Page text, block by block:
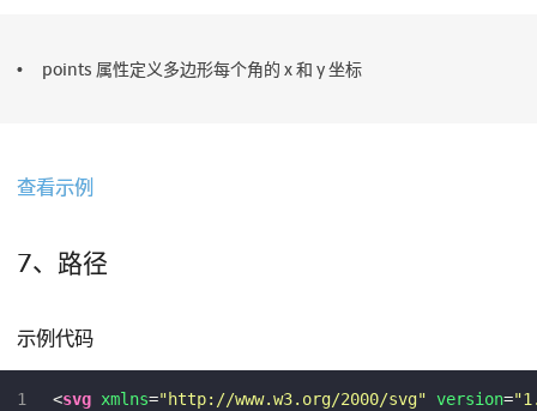
points 属性定义多边形每个角的 x 和 y 坐标
查看示例
7、路径
示例代码
1
<svg xmlns="http://www.w3.org/2000/svg" version=